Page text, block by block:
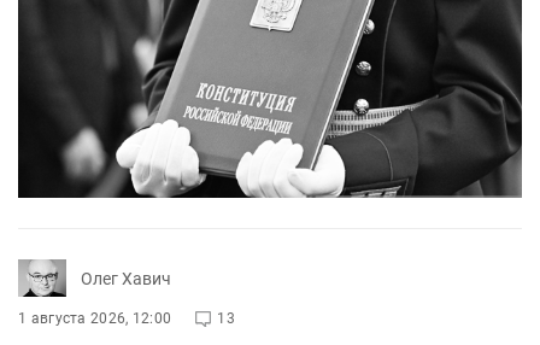
Олег Хавич
1 августа 2026, 12:00 13